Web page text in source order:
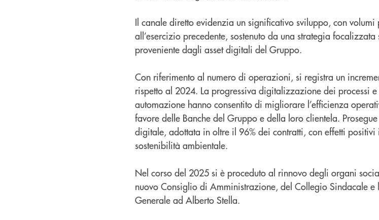
Il canale diretto evidenzia un significativo sviluppo, con
all’esercizio precedente, sostenuto da una strategia
proveniente dagli asset digitali del Gruppo.
Con riferimento al numero di operazioni, si registra un
rispetto al 2024. La progressiva digitalizzazione dei processi
automazione hanno consentito di migliorare l’efficienza
favore delle Banche del Gruppo e della loro clientela.
digitale, adottata in oltre il 96% dei contratti, con effetti
sostenibilità ambientale.
Nel corso del 2025 si è proceduto al rinnovo degli organi
nuovo Consiglio di Amministrazione, del Collegio Sindacale e
Generale ad Alberto Stella.